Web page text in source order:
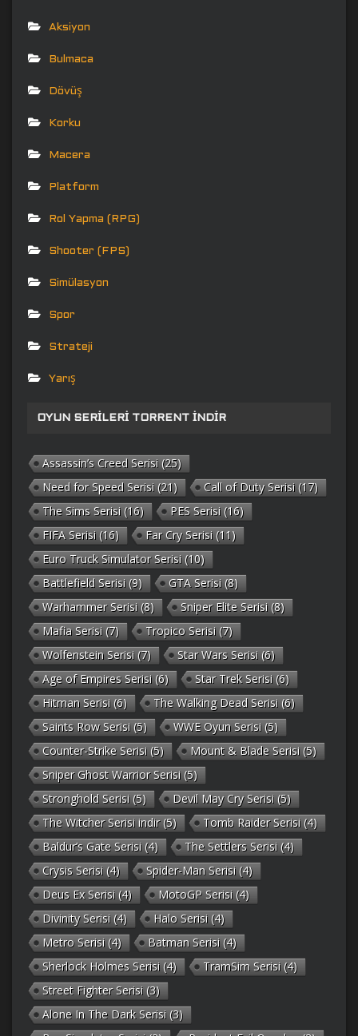
Aksiyon
Bulmaca
Dövüş
Korku
Macera
Platform
Rol Yapma (RPG)
Shooter (FPS)
Simülasyon
Spor
Strateji
Yarış
OYUN SERILERI TORRENT İNDIR
Assassin’s Creed Serisi (25)
Need for Speed Serisi (21) Call of Duty Serisi (17)
The Sims Serisi (16) PES Serisi (16)
FIFA Serisi (16) Far Cry Serisi (11)
Euro Truck Simulator Serisi (10)
Battlefield Serisi (9) GTA Serisi (8)
Warhammer Serisi (8) Sniper Elite Serisi (8)
Mafia Serisi (7) Tropico Serisi (7)
Wolfenstein Serisi (7) Star Wars Serisi (6)
Age of Empires Serisi (6) Star Trek Serisi (6)
Hitman Serisi (6) The Walking Dead Serisi (6)
Saints Row Serisi (5) WWE Oyun Serisi (5)
Counter-Strike Serisi (5) Mount & Blade Serisi (5)
Sniper Ghost Warrior Serisi (5)
Stronghold Serisi (5) Devil May Cry Serisi (5)
The Witcher Serisi indir(5) Tomb Raider Serisi (4)
Baldur’s Gate Serisi (4) The Settlers Serisi (4)
Crysis Serisi (4) Spider-Man Serisi (4)
Deus Ex Serisi (4) MotoGP Serisi (4)
Divinity Serisi (4) Halo Serisi (4)
Metro Serisi (4) Batman Serisi (4)
Sherlock Holmes Serisi (4) TramSim Serisi (4)
Street Fighter Serisi (3)
Alone In The Dark Serisi (3)